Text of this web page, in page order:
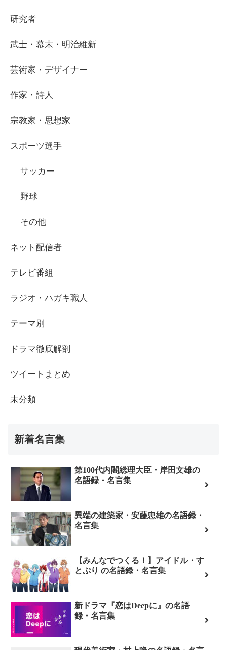
研究者
武士・幕末・明治維新
芸術家・デザイナー
作家・詩人
宗教家・思想家
スポーツ選手
サッカー
野球
その他
ネット配信者
テレビ番組
ラジオ・ハガキ職人
テーマ別
ドラマ徹底解剖
ツイートまとめ
未分類
新着名言集
第100代内閣総理大臣・岸田文雄の
名語録・名言集
異端の建築家・安藤忠雄の名語録・
名言集
【みんなでつくる！】アイドル・す
とぷり の名語録・名言集
新ドラマ『恋はDeepに』の名語
録・名言集